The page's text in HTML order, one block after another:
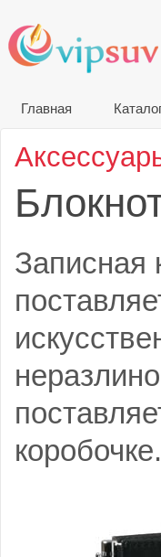
Главная
Записная
коробочке.